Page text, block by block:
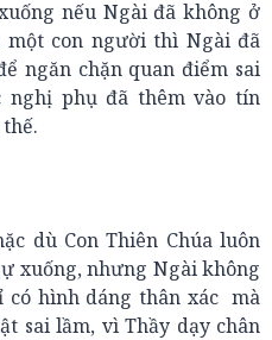
nếu Ngài đã không ở
con người thì Ngài đã
ngăn chặn quan điểm sai
nghị phụ đã thêm vào tín
dù Con Thiên Chúa luôn
xuống, nhưng Ngài không
có hình dáng thân xác mà
sai lầm, vì Thầy dạy chân